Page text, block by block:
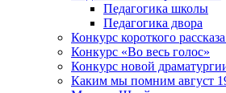
Педагогика школы
Педагогика двора
Конкурс короткого
Конкурс «Во весь голос»
Конкурс новой
Каким мы помним август